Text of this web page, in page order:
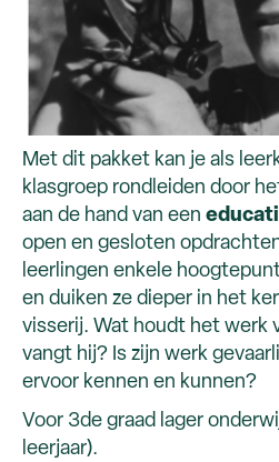
Met dit pakket kan je als
klasgroep rondleiden door
aan de hand van een
open en gesloten
leerlingen enkele
en duiken ze dieper in het
visserij. Wat houdt het werk
vangt hij? Is zijn werk
ervoor kennen en kunnen?
Voor 3de graad lager
leerjaar).